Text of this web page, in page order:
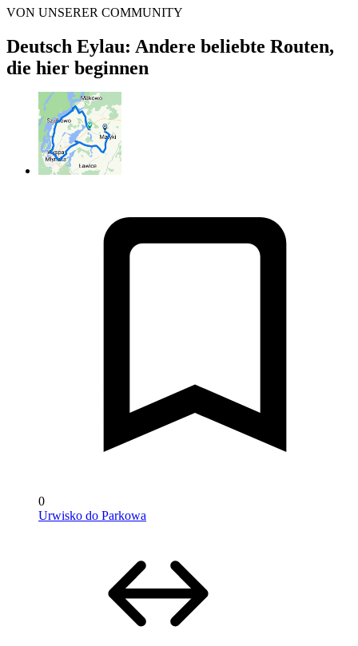
VON UNSERER COMMUNITY
Deutsch Eylau: Andere beliebte Routen,
die hier beginnen
0
Urwisko do Parkowa